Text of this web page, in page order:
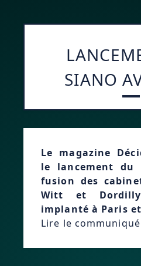
SIANO
Le magazine
le lancement du
fusion des
Witt et Dordilly
implanté à Paris
Lire le